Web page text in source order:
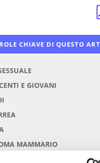
CHIAVE DI QUESTO
E GIOVANI
MAMMARIO